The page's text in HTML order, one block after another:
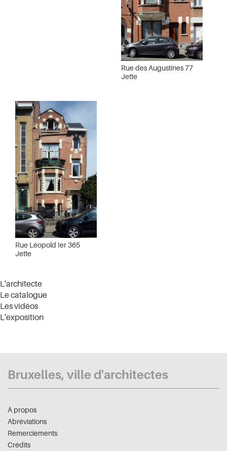
Rue des Augustines 77
Jette
Rue Léopold Ier 365
Jette
L'architecte
Le catalogue
Les vidéos
L'exposition
Bruxelles, ville d'architectes
À propos
Abréviations
Remerciements
Crédits